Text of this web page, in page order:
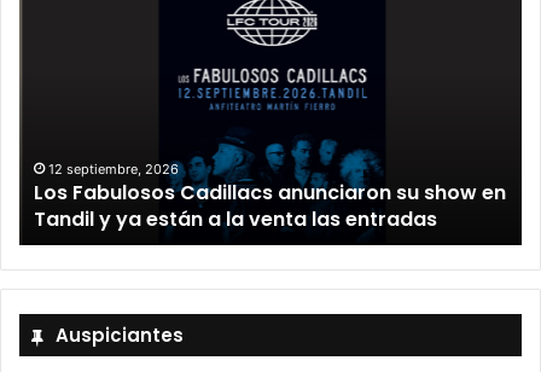
12 septiembre, 2026
Los Fabulosos Cadillacs anunciaron su show en
Tandil y ya están a la venta las entradas
Auspiciantes